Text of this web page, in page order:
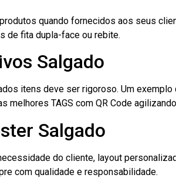
quando fornecidos aos seus
de fita dupla-face ou rebite.
Salgado
itens deve ser rigoroso. Um
melhores TAGS com QR Code
Salgado
do cliente, layout
com qualidade e responsabilidade.